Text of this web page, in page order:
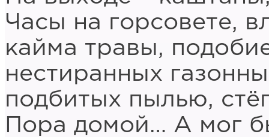
Часы на горсовете,
кайма травы,
нестиранных
подбитых пылью,
Пора домой… А мог